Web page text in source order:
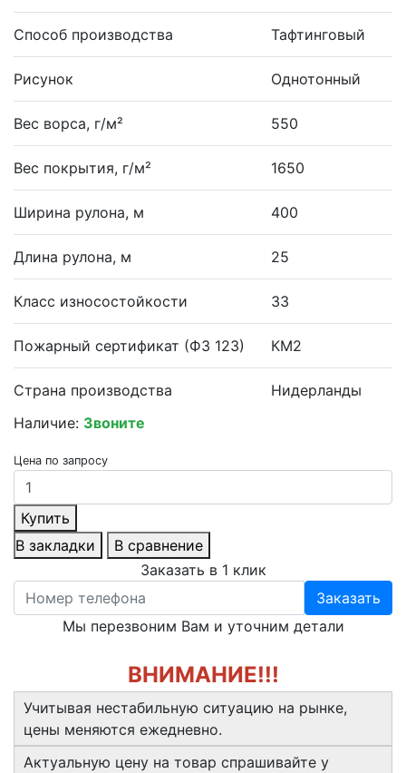
Способ производства Тафтинговый
Рисунок Однотонный
Вес ворса, г/м² 550
Вес покрытия, г/м² 1650
Ширина рулона, м 400
Длина рулона, м 25
Класс износостойкости 33
Пожарный сертификат (ФЗ 123) КМ2
Страна производства
Нидерланды
Наличие: Звоните
Цена по запросу
Купить
В закладки
В сравнение
Заказать в 1 клик
Заказать
Мы перезвоним Вам и уточним детали
ВНИМАНИЕ!!!
Учитывая нестабильную ситуацию на рынке,
цены меняются ежедневно.
Актуальную цену на товар спрашивайте у